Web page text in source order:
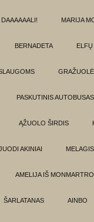
DAAAAAALI! MARIJA
BERNADETA ELFŲ
PASKUTINIS AUTOBUSAS
ĄŽUOLO ŠIRDIS
AKINIAI MELAGIS
AMELIJA IŠ MONMARTRO
ŠARLATANAS AINBO